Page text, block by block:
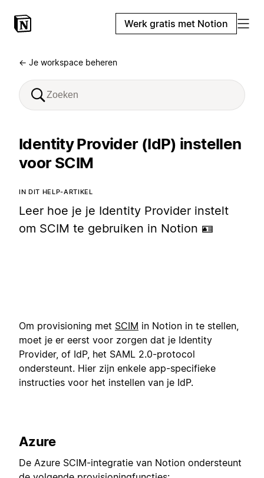
Werk gratis met Notion
← Je workspace beheren
Identity Provider (IdP) instellen
voor SCIM
IN DIT HELP-ARTIKEL
Leer hoe je je Identity Provider instelt
om SCIM te gebruiken in Notion 🪪
Om provisioning met SCIM in Notion in te stellen,
moet je er eerst voor zorgen dat je Identity
Provider, of IdP, het SAML 2.0-protocol
ondersteunt. Hier zijn enkele app-specifieke
instructies voor het instellen van je IdP.
Azure
De Azure SCIM-integratie van Notion ondersteunt